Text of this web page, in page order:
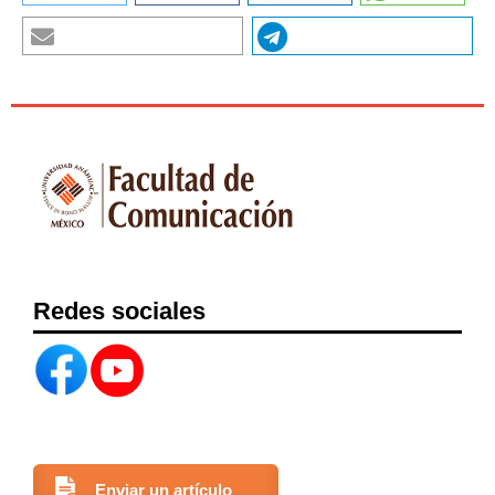
capacity to improve maternal and newborn care: A pilot
leadership program for frontline staff at a tertiary hospital in
Ghana. bmc Medical Education, 19(1), 1–12.
Romanelli, M. (2017). Towards sustainable health care
Romero-Martínez, M., Shamah-Levy, T., Cuevas-Nasu, L., Gómez-
Humarán, I. M., Gaona-Pineda, E. B., Gómez-Acosta, L. M., Rivera-
Dommarco, J. A., & Hernández-Avila, M. (2017). Diseño
Vera, M. C. (2009). (Tesis de doctorado). La prevención de riesgos y
promoción de comportamientos saludables desde una
perspectiva socioeducativa. Un estudio centrado en la comunidad.
Universidad de Alcalá, Alcalá de Henares.
Watzlawick, P., Beavin, J., y Jackson, D. (1985). Teoría de la
J., & Criel, B. (2019). Stakeholder perceptions on patient-centered
Redes sociales
Enviar un artículo